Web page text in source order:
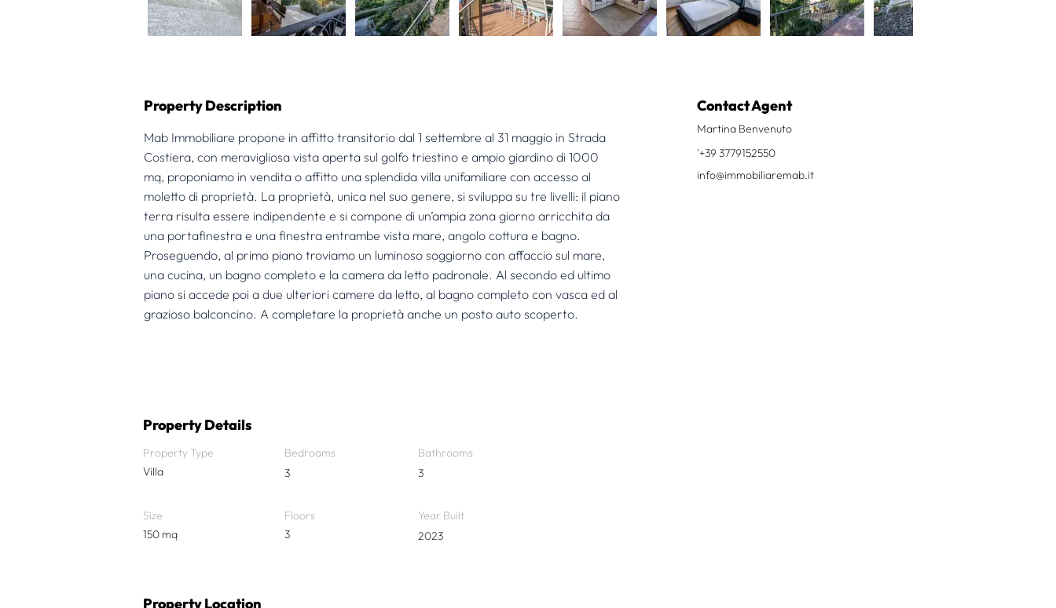
Property Description
Mab Immobiliare propone in affitto transitorio dal 1 settembre al 31 maggio in Strada
Costiera, con meravigliosa vista aperta sul golfo triestino e ampio giardino di 1000
mq, proponiamo in vendita o affitto una splendida villa unifamiliare con accesso al
moletto di proprietà. La proprietà, unica nel suo genere, si sviluppa su tre livelli: il piano
terra risulta essere indipendente e si compone di un’ampia zona giorno arricchita da
una portafinestra e una finestra entrambe vista mare, angolo cottura e bagno.
Proseguendo, al primo piano troviamo un luminoso soggiorno con affaccio sul mare,
una cucina, un bagno completo e la camera da letto padronale. Al secondo ed ultimo
piano si accede poi a due ulteriori camere da letto, al bagno completo con vasca ed al
grazioso balconcino. A completare la proprietà anche un posto auto scoperto.
Contact Agent
Martina Benvenuto
'+39 3779152550
info@immobiliaremab.it
Property Details
Property Type
Villa
Bedrooms
3
Bathrooms
3
Size
150 mq
Floors
3
Year Built
2023
Property Location